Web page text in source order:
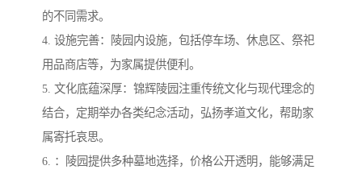
的不同需求。
4. 设施完善：陵园内设施，包括停车场、休息区、祭祀
用品商店等，为家属提供便利。
5. 文化底蕴深厚：锦辉陵园注重传统文化与现代理念的
结合，定期举办各类纪念活动，弘扬孝道文化，帮助家
属寄托哀思。
6. ：陵园提供多种墓地选择，价格公开透明，能够满足